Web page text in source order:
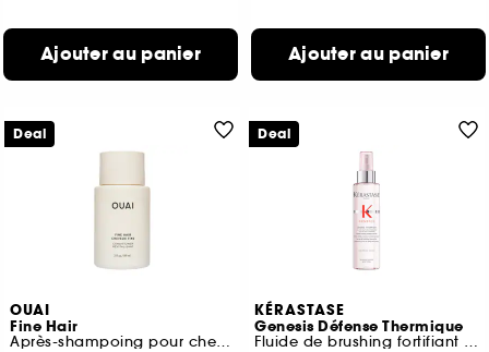
Ajouter au panier Ajouter au panier
OUAI
Fine Hair
Après-shampoing pour cheveux fins
Deal
KÉRASTASE
Genesis Défense Thermique
Fluide de brushing fortifiant anti-chute
Deal